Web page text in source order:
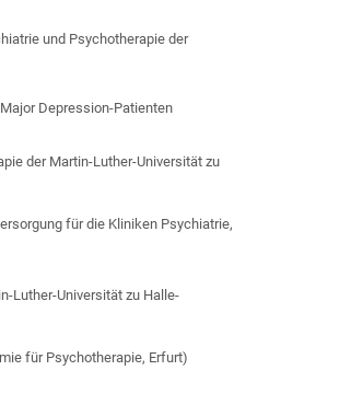
und Psychotherapie der
Depression-Patienten
der Martin-Luther-Universität zu
für die Kliniken Psychiatrie,
Luther-Universität zu Halle-
für Psychotherapie, Erfurt)